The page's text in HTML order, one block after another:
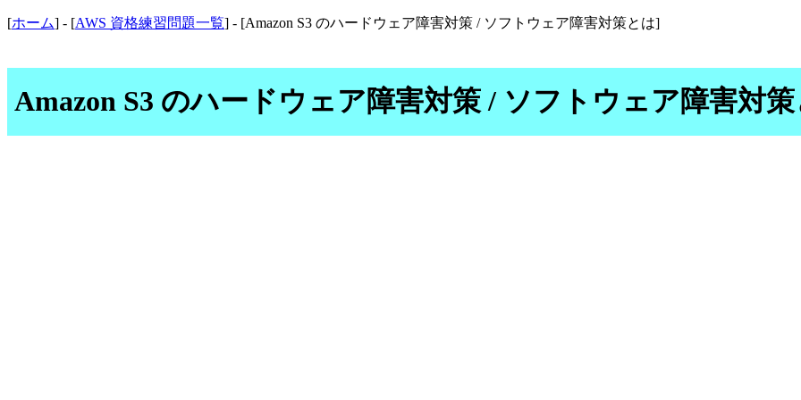
[ホーム] - [AWS 資格練習問題一覧] - [Amazon S3 のハードウェア障害対策 / ソフトウェア障害対策とは]
Amazon S3 のハードウェア障害対策 / ソフトウェア障害対